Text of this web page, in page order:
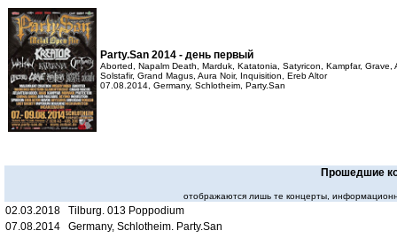
Party.San 2014 - день первый
Aborted, Napalm Death, Marduk, Katatonia, Satyricon, Kampfar,
Solstafir, Grand Magus, Aura Noir, Inquisition, Ereb Altor
07.08.2014, Germany, Schlotheim, Party.San
Прошедшие
отображаются лишь те концерты,
02.03.2018 Tilburg. 013 Poppodium
07.08.2014 Germany, Schlotheim. Party.San